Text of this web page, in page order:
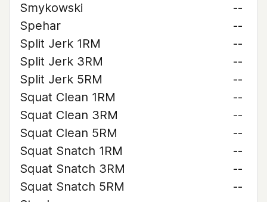
Smykowski
--
Spehar
--
Split Jerk 1RM
--
Split Jerk 3RM
--
Split Jerk 5RM
--
Squat Clean 1RM
--
Squat Clean 3RM
--
Squat Clean 5RM
--
Squat Snatch 1RM
--
Squat Snatch 3RM
--
Squat Snatch 5RM
--